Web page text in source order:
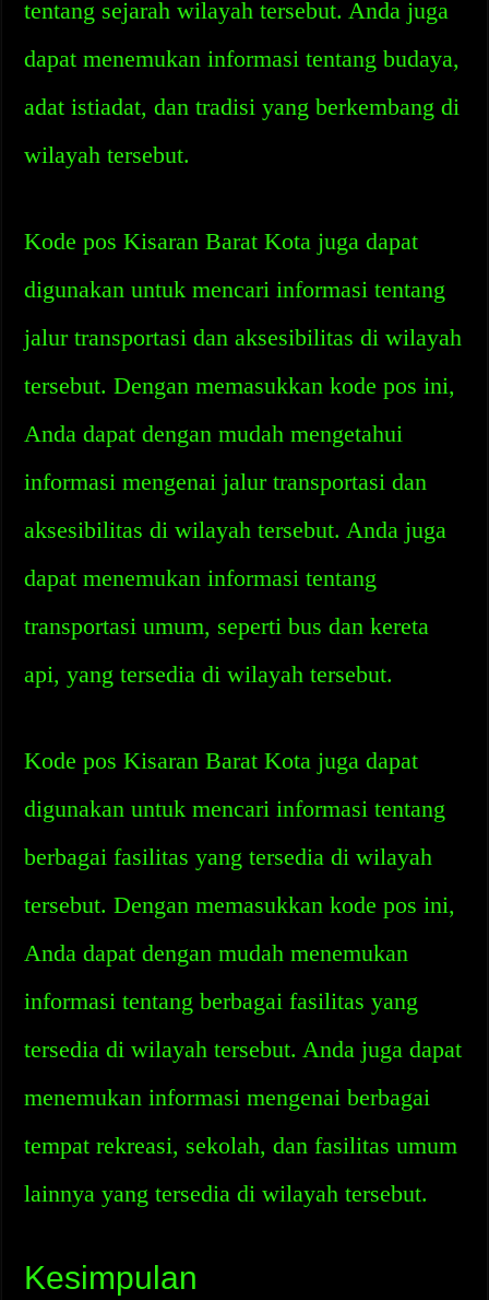
tentang sejarah wilayah tersebut. Anda juga
dapat menemukan informasi tentang budaya,
adat istiadat, dan tradisi yang berkembang di
wilayah tersebut.
Kode pos Kisaran Barat Kota juga dapat
digunakan untuk mencari informasi tentang
jalur transportasi dan aksesibilitas di wilayah
tersebut. Dengan memasukkan kode pos ini,
Anda dapat dengan mudah mengetahui
informasi mengenai jalur transportasi dan
aksesibilitas di wilayah tersebut. Anda juga
dapat menemukan informasi tentang
transportasi umum, seperti bus dan kereta
api, yang tersedia di wilayah tersebut.
Kode pos Kisaran Barat Kota juga dapat
digunakan untuk mencari informasi tentang
berbagai fasilitas yang tersedia di wilayah
tersebut. Dengan memasukkan kode pos ini,
Anda dapat dengan mudah menemukan
informasi tentang berbagai fasilitas yang
tersedia di wilayah tersebut. Anda juga dapat
menemukan informasi mengenai berbagai
tempat rekreasi, sekolah, dan fasilitas umum
lainnya yang tersedia di wilayah tersebut.
Kesimpulan